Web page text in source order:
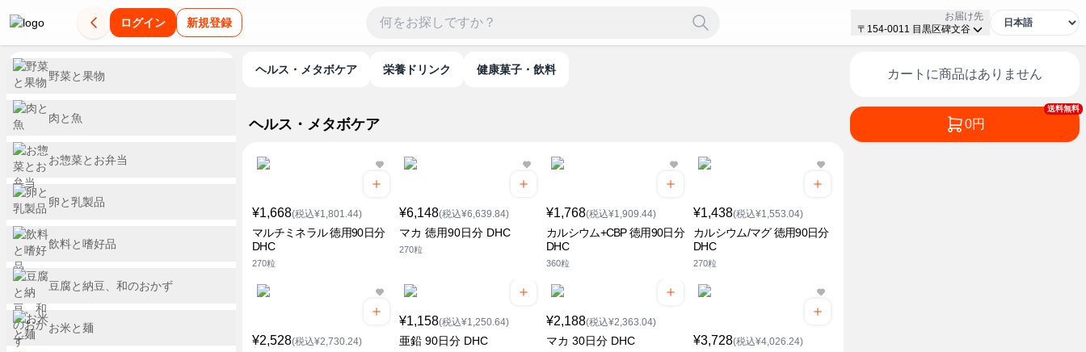
ログイン 新規登録
お届け先
〒154-0011 目黒区碑文谷
ヘルス・メタボケア 栄養ドリンク 健康菓子・飲料
ヘルス・メタボケア
¥1,668(税込¥1,801.44)
マルチミネラル 徳用90日分
DHC
270粒
¥6,148(税込¥6,639.84)
マカ 徳用90日分 DHC
270粒
¥1,768(税込¥1,909.44)
カルシウム+CBP 徳用90日分
DHC
360粒
¥1,438(税込¥1,553.04)
カルシウム/マグ 徳用90日分
DHC
270粒
¥2,528(税込¥2,730.24)
¥1,158(税込¥1,250.64)
亜鉛 90日分 DHC
¥2,188(税込¥2,363.04)
マカ 30日分 DHC ¥3,728(税込¥4,026.24)
カートに商品はありません
送料無料
0円
野菜と果物
肉と魚
お惣菜とお弁当
卵と乳製品
飲料と嗜好品
豆腐と納豆、和のおかず
お米と麺